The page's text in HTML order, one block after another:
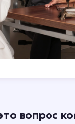
оставит отзыв.
вопрос